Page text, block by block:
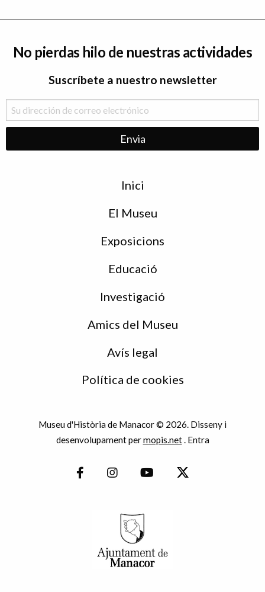
No pierdas hilo de nuestras actividades
Suscríbete a nuestro newsletter
Inici
El Museu
Exposicions
Educació
Investigació
Amics del Museu
Avís legal
Política de cookies
Museu d'Història de Manacor © 2026. Disseny i
desenvolupament permopis.net. Entra